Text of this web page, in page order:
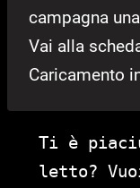
campagna
Vai alla
Caricamento
Ti è
letto?